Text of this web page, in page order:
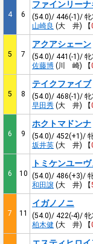
4 6
ファインリー
(54.0)/ 446(-1)/
山崎良 (大 井) 【
5 7
アクアシェーン
(54.0)/ 441(-1)/
佐藤博 (川 崎) 【
5 8
テイクファイブ
(54.0)/ 468(-1)/
早田秀 (大 井) 【
6 9
ホクトマドンナ
(54.0)/ 452(+1)/
坂井英 (大 井) 【
6 10
トミケンユー
(54.0)/ 486(+3)/
和田譲 (大 井) 【
7 11
イガノノニ
(54.0)/ 422(-4)/
柏木健 (大 井) 【